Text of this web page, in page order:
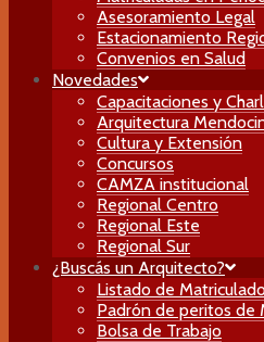
Asesoramiento Legal
Estacionamiento
Convenios en Salud
Novedades
Capacitaciones y
Arquitectura
Cultura y Extensión
Concursos
CAMZA institucional
Regional Centro
Regional Este
Regional Sur
¿Buscás un Arquitecto?
Listado de
Padrón de peritos de
Bolsa de Trabajo